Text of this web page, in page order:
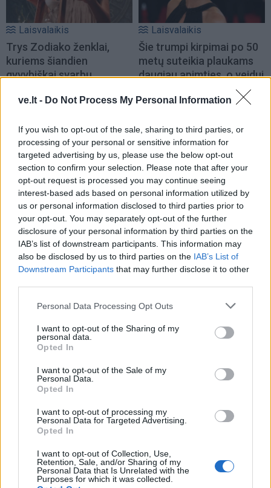
ve.lt - Do Not Process My Personal Information
If you wish to opt-out of the sale, sharing to third parties, or
processing of your personal or sensitive information for
targeted advertising by us, please use the below opt-out
section to confirm your selection. Please note that after your
opt-out request is processed you may continue seeing
interest-based ads based on personal information utilized by
us or personal information disclosed to third parties prior to
your opt-out. You may separately opt-out of the further
disclosure of your personal information by third parties on the
IAB’s list of downstream participants. This information may
also be disclosed by us to third parties on the IAB’s List of
Downstream Participants that may further disclose it to other
Personal Data Processing Opt Outs
I want to opt-out of the Sharing of my
personal data.
Opted In
I want to opt-out of the Sale of my
Personal Data.
Opted In
I want to opt-out of processing my
Personal Data for Targeted Advertising.
Opted In
I want to opt-out of Collection, Use,
Retention, Sale, and/or Sharing of my
Personal Data that Is Unrelated with the
Purposes for which it was collected.
Laisvalaikis
Trys Zodiako ženklai,
kuriems šiandien
gyvybiškai svarbu
Laisvalaikis
Šie trumpi kirpimai po 50
metų suteikia plaukams
daugiau apimties, o veidui
Laisvalaikis
Kūno kalbos testas:
pasirinkite gestą ir
sužinokite, kas trukdo
atsipalaiduoti
(1)
Laisvalaikis
Rugpjūčio 9-ąją vardo
dieną švenčia
Laisvalaikis
3 gimimo datos, kurios
suteikia žmogui išskirtinai
Kas nutiks organizmui, jei